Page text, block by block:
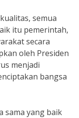
semua
itu pemerintah,
secara
oleh Presiden
menjadi
bangsa
sama yang baik